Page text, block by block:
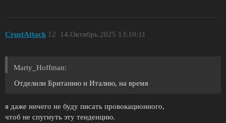
CrustAttack 14.Октябрь.2025 13:10:11
12
Marty_Hoffman:
Отделили Британию и Италию, на время
я даже ничего не буду писать провокационного,
чтоб не спугнуть эту тенденцию.